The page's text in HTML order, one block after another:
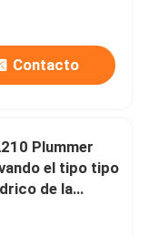
Contacto
Plummer
el tipo tipo
de la
de la unidad